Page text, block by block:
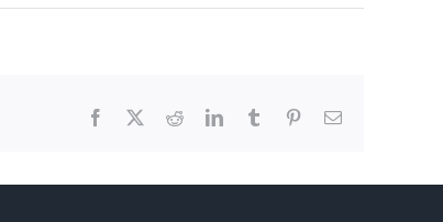
Facebook RedditLinkedInTumblr PinterestEmail